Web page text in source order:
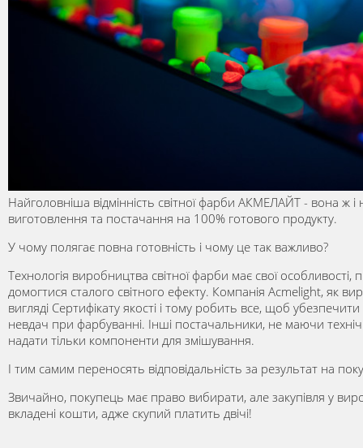
Найголовніша відмінність світної фарби АКМЕЛАЙТ - вона ж
виготовлення та постачання на 100% готового продукту.
У чому полягає повна готовність і чому це так важливо?
Технологія виробництва світної фарби має свої
домогтися сталого світного ефекту. Компанія Acmelight, як
вигляді Сертифікату якості і тому робить все, щоб
невдач при фарбуванні. Інші постачальники, не маючи
надати тільки компоненти для змішування.
І тим самим переносять відповідальність за результат на
Звичайно, покупець має право вибирати, але закупівля у
вкладені кошти, адже скупий платить двічі!